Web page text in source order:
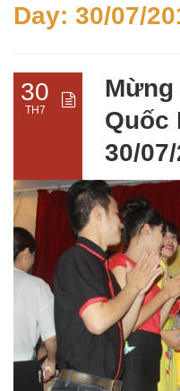
Day: 30/07/
30
TH7
Mừng
Quốc
30/